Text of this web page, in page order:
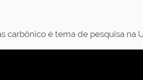
carbônico é tema de pesquisa na